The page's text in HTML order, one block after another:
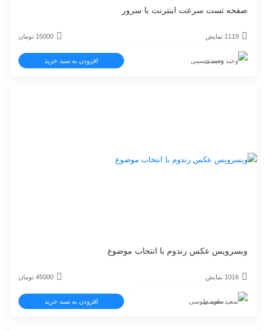
صفحه تست سرعت اینترنت با سرور
1119 نمایش 15000 تومان
وحید حسینی افزودن به سبد خرید
وبسرویس عکس رندوم با انتخاب موضوع
1016 نمایش 45000 تومان
سعید طوسی افزودن به سبد خرید